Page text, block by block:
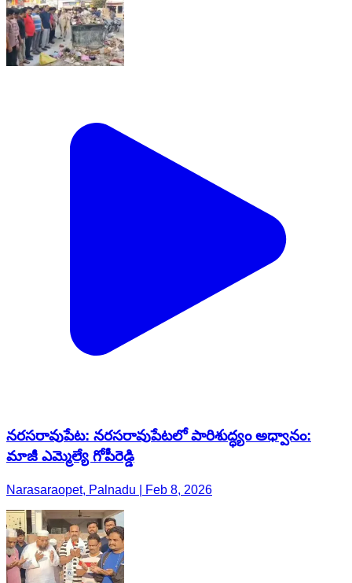
నరసరావుపేట: నరసరావుపేటలో పారిశుద్ధ్యం అధ్వానం:
మాజీ ఎమ్మెల్యే గోపీరెడ్డి
Narasaraopet, Palnadu | Feb 8, 2026